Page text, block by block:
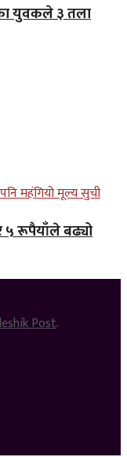
युवकले ३ तला
५ रूपैयाँले बढ्यो
Post.